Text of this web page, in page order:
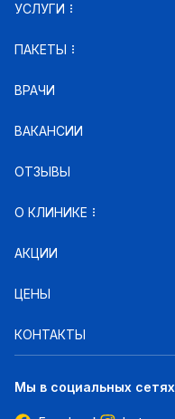
УСЛУГИ
ПАКЕТЫ
ВРАЧИ
ВАКАНСИИ
ОТЗЫВЫ
О КЛИНИКЕ
АКЦИИ
ЦЕНЫ
КОНТАКТЫ
Мы в социальных сетях